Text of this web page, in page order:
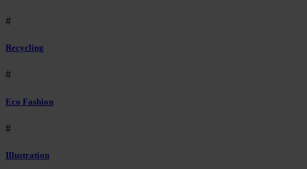
#
Recycling
#
Eco Fashion
#
Illustration